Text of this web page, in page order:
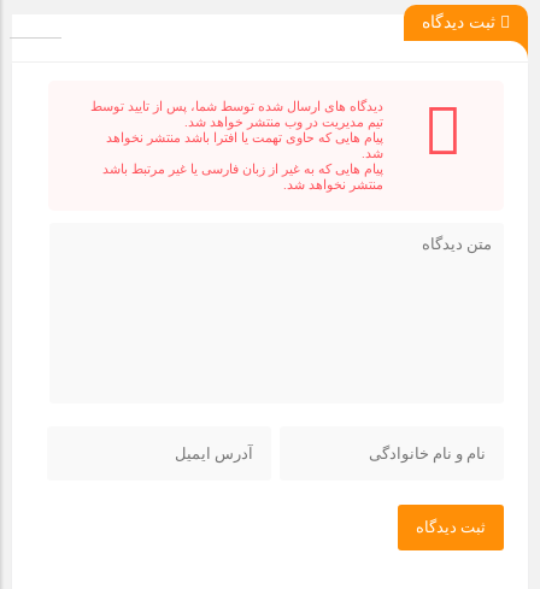
ثبت دیدگاه
دیدگاه های ارسال شده توسط شما، پس از تایید توسط
تیم مدیریت در وب منتشر خواهد شد.
پیام هایی که حاوی تهمت یا افترا باشد منتشر نخواهد
شد.
پیام هایی که به غیر از زبان فارسی یا غیر مرتبط باشد
منتشر نخواهد شد.
ثبت دیدگاه